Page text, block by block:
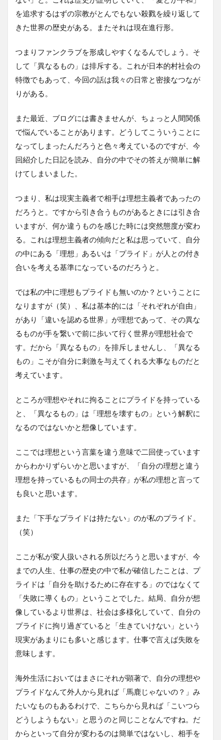
を追求するはずの宗教がとんでもない殺戮を繰り返して
きた世界の歴史がある。またそれは現在進行形。
つまりファンクラブを形成しやすくなるんでしょう。そ
して「異なるもの」は排斥する。これが日本的村社会の
特徴でもあって、今回の話は我々の日常と密接なつなが
りがある。
また最近、ブログには書きませんが、ちょっと人間関係
で悩んでいることがあります。どうしてこういうことに
なってしまったんだろうと色々考えているのですが、今
回紹介した日記を読み、自分の中でその答えが簡単に解
けてしまいました。
つまり、私は現実主義者で相手は理想主義者であったの
だろうと。ですから引き合うものがあるときには引き合
いますが、何か違うものを感じた時には突然態度が変わ
る。これは理想主義者の傾向だと私は思っていて、自分
の中にある「理想」あるいは「プライド」が人との付き
合いを考える基準になっているのだろうと。
では私の中に理想もプライドも無いのか？ということに
なりますが（笑）、私は基本的には「それぞれが自由」
があり「違いを認める世界」が理想であって、その異な
るものが手を繋いで前に歩いて行く世界が理想社会で
す。だから「異なるもの」を排斥しませんし、「異なる
もの」こそが自分に刺激を与えてくれる大事なものだと
考えています。
ところが理想やそれに拘ることにプライドを持っている
と、「異なるもの」は「理想を壊すもの」という解釈に
なるのではないかと想像しています。
ここでは理想という言葉を違う意味で二回使っています
からわかりずらいかと思いますが、「自分の理想と違う
理想を持っているもの同士の共存」が私の理想と言って
も良いと思います。
また「下手なプライドは持たない」のが私のプライド。
（笑）
ここが私が変人扱いされる所以だろうと思いますが、今
までの人生、仕事の歴史の中で私が確信したことは、プ
ライドは「自分を助けるために存在する」のではなくて
「失敗に導くもの」ということでした。結局、自分が想
像しているより世界は、社会は多様化していて、自分の
プライドに拘リ過ぎていると「生きていけない」という
現実があまりにも多いと感じます。仕事で言えば失敗を
意味します。
海外生活においてはまさにそれが顕著で、自分の理想や
プライドなんて外人から見れば「馬鹿じゃないの？」み
たいなものもあるわけで、こちらから見れば「こいつら
どうしようもない」と思うのと同じことなんですね。だ
からといって自分が変わるのは簡単ではないし、相手を